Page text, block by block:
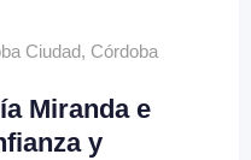
Ciudad, Córdoba
Miranda e
y